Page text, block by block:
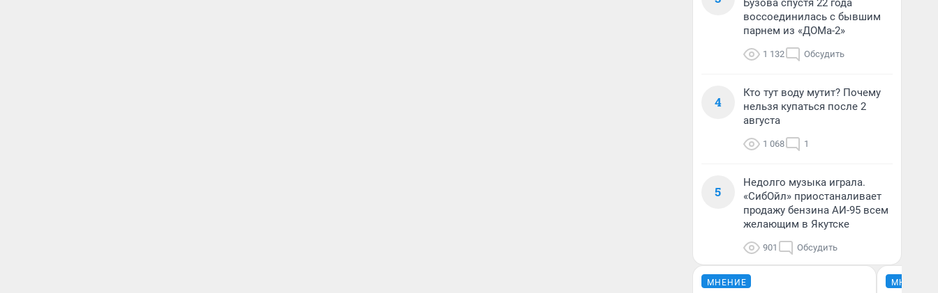
Бузова спустя 22 года
воссоединилась с бывшим
парнем из «ДОМа-2»
1 132 Обсудить
4
Кто тут воду мутит? Почему
нельзя купаться после 2
августа
1 068 1
5
Недолго музыка играла.
«СибОйл» приостаналивает
продажу бензина АИ-95 всем
желающим в Якутске
901 Обсудить
МНЕНИЕ МНЕНИЕ